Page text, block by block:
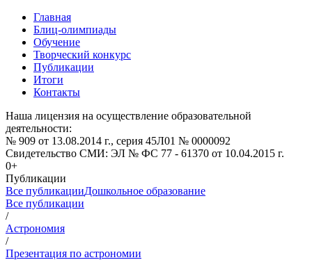
Главная
Блиц-олимпиады
Обучение
Творческий конкурс
Публикации
Итоги
Контакты
Наша лицензия на осуществление образовательной
деятельности:
№ 909 от 13.08.2014 г., серия 45Л01 № 0000092
Свидетельство СМИ: ЭЛ № ФС 77 - 61370 от 10.04.2015 г.
0+
Публикации
Все публикацииДошкольное образование
Все публикации
/
Астрономия
/
Презентация по астрономии